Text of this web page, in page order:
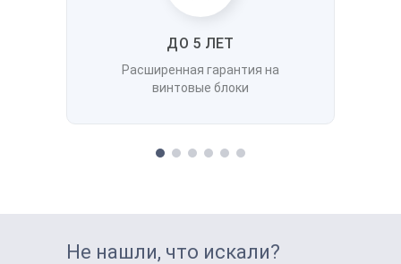
ДО 5 ЛЕТ
Расширенная гарантия на
винтовые блоки
Не нашли, что искали?